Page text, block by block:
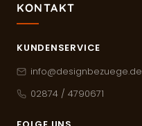
KONTAKT
KUNDENSERVICE
info@designbezuege.de
02874 / 4790671